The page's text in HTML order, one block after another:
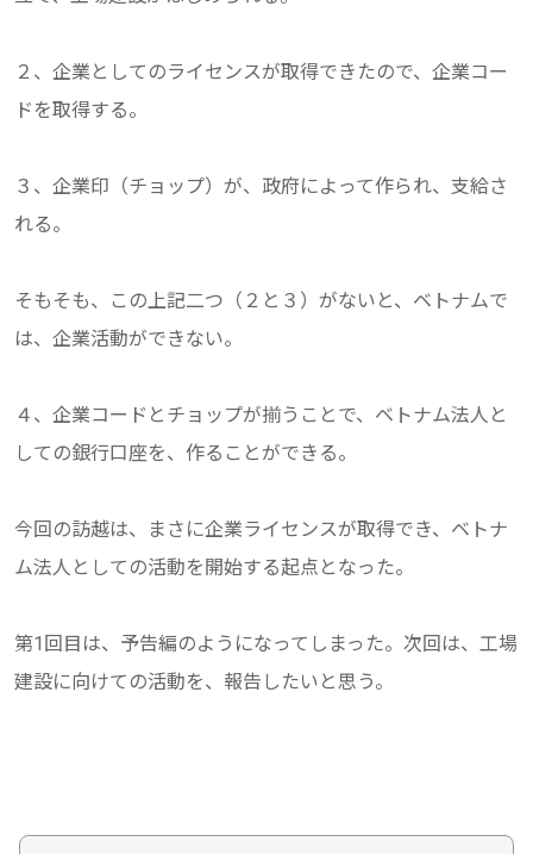
２、企業としてのライセンスが取得できたので、企業コー
ドを取得する。
３、企業印（チョップ）が、政府によって作られ、支給さ
れる。
そもそも、この上記二つ（２と３）がないと、ベトナムで
は、企業活動ができない。
４、企業コードとチョップが揃うことで、ベトナム法人と
しての銀行口座を、作ることができる。
今回の訪越は、まさに企業ライセンスが取得でき、ベトナ
ム法人としての活動を開始する起点となった。
第1回目は、予告編のようになってしまった。次回は、工場
建設に向けての活動を、報告したいと思う。